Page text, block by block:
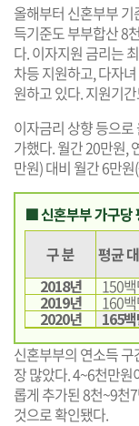
올해부터 신혼부부
득기준도 부부합산 8
다. 이자지원 금리는
차등 지원하고, 다자
원하고 있다. 지원기
이자금리 상향 등으
가했다. 월간 20만원,
만원) 대비 월간 6만
■ 신혼부부 가구당
구 분
평균
2018년
150
2019년 160
2020년 165
신혼부부의 연소득
장 많았다. 4~6천만
롭게 추가된 8천~9천
것으로 확인됐다.